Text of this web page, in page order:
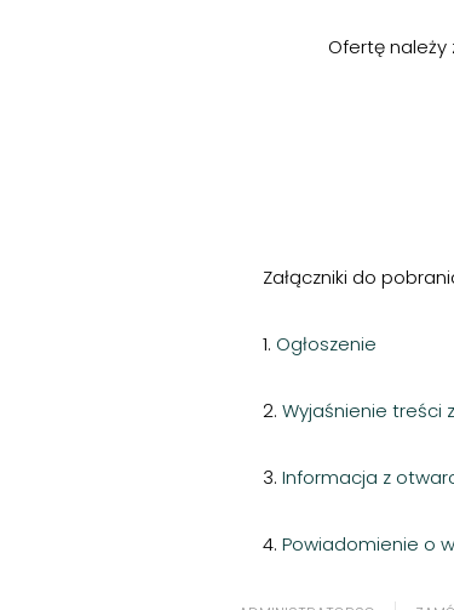
Ofertę należy
Załączniki do
1. Ogłoszenie
2. Wyjaśnienie
3. Informacja z
4. Powiadomienie o